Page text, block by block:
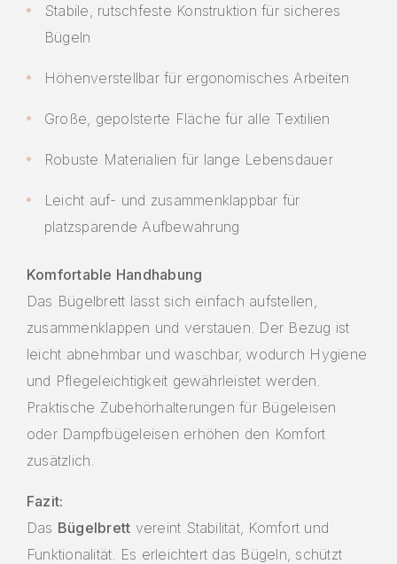
Stabile, rutschfeste Konstruktion für sicheres
Bügeln
Höhenverstellbar für ergonomisches Arbeiten
Große, gepolsterte Fläche für alle Textilien
Robuste Materialien für lange Lebensdauer
Leicht auf- und zusammenklappbar für
platzsparende Aufbewahrung
Komfortable Handhabung
Das Bügelbrett lässt sich einfach aufstellen,
zusammenklappen und verstauen. Der Bezug ist
leicht abnehmbar und waschbar, wodurch Hygiene
und Pflegeleichtigkeit gewährleistet werden.
Praktische Zubehörhalterungen für Bügeleisen
oder Dampfbügeleisen erhöhen den Komfort
zusätzlich.
Fazit:
Das Bügelbrett vereint Stabilität, Komfort und
Funktionalität. Es erleichtert das Bügeln, schützt